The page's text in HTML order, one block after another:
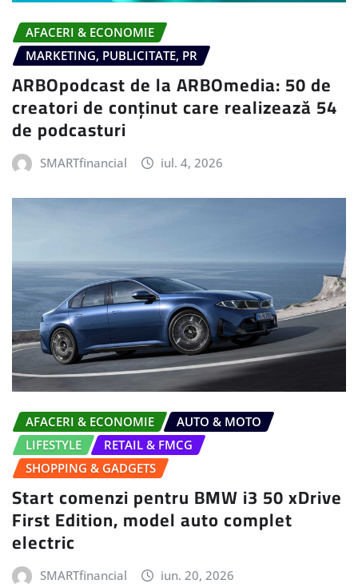
AFACERI & ECONOMIE
MARKETING, PUBLICITATE, PR
ARBOpodcast de la ARBOmedia: 50 de
creatori de conținut care realizează 54
de podcasturi
SMARTfinancial iul. 4, 2026
AFACERI & ECONOMIE
AUTO & MOTO
LIFESTYLE
RETAIL & FMCG
SHOPPING & GADGETS
Start comenzi pentru BMW i3 50 xDrive
First Edition, model auto complet
electric
SMARTfinancial iun. 20, 2026